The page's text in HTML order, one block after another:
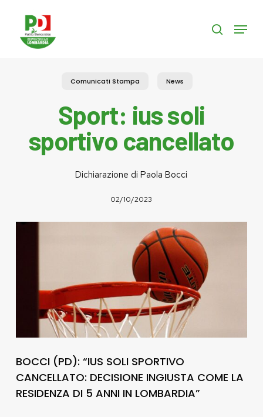
content
search
Menu
Comunicati Stampa News
Sport: ius soli
sportivo cancellato
Dichiarazione di Paola Bocci
02/10/2023
BOCCI (PD): “IUS SOLI SPORTIVO
CANCELLATO: DECISIONE INGIUSTA COME LA
RESIDENZA DI 5 ANNI IN LOMBARDIA”